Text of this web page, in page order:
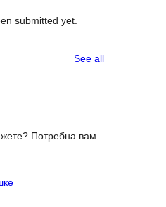
submitted yet.
See allreviews
Потребна вам